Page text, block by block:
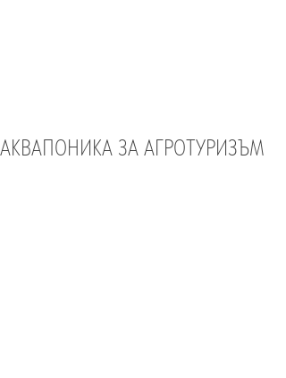
АКВАПОНИКА ЗА АГРОТУРИЗЪМ